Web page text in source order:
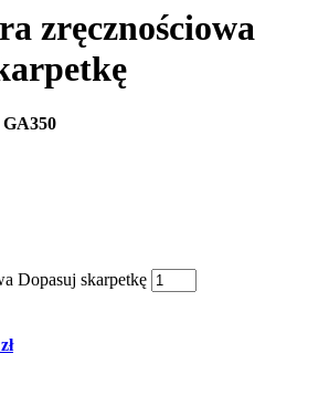
zręcznościowa
Dopasuj skarpetkę